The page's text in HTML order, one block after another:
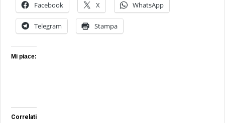
Facebook X WhatsApp
Telegram Stampa
Mi piace:
Correlati